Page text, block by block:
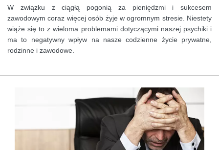
W związku z ciągłą pogonią za pieniędzmi i sukcesem
zawodowym coraz więcej osób żyje w ogromnym stresie. Niestety
wiąże się to z wieloma problemami dotyczącymi naszej psychiki i
ma to negatywny wpływ na nasze codzienne życie prywatne,
rodzinne i zawodowe.